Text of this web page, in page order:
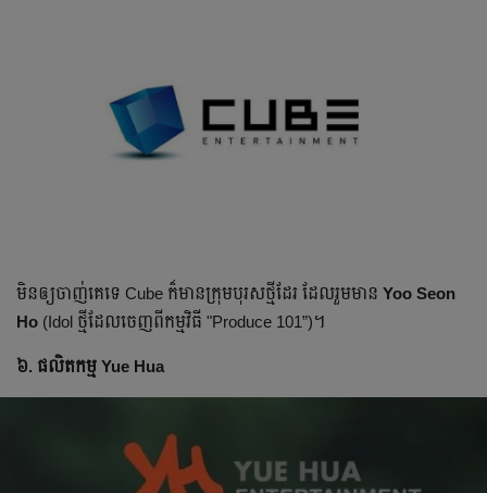
មិនឲ្យចាញ់គេទេ Cube ក៏មានក្រុមបុរសថ្មី​ដែរ ដែល​រួមមាន Yoo Seon
Ho (Idol ថ្មី​ដែល​ចេញពីកម្មវិធី "Produce 101”)។
៦. ផលិតកម្ម Yue Hua